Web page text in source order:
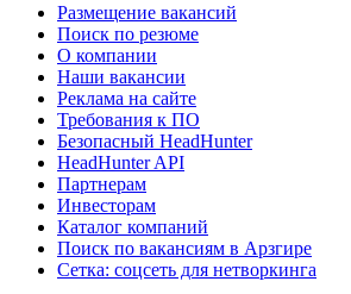
Размещение вакансий
Поиск по резюме
О компании
Наши вакансии
Реклама на сайте
Требования к ПО
Безопасный HeadHunter
HeadHunter API
Партнерам
Инвесторам
Каталог компаний
Поиск по вакансиям в Арзгире
Сетка: соцсеть для нетворкинга